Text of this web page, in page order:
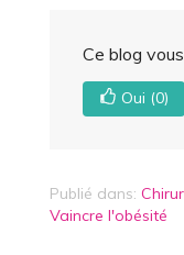
Ce blog
Oui (0)
Publié dans:
Vaincre l'obésité